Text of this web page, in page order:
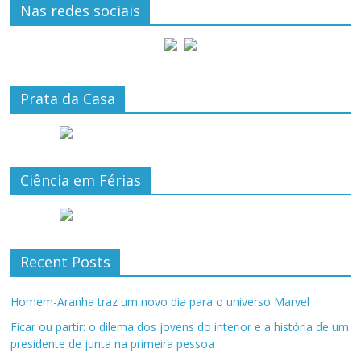
Nas redes sociais
Prata da Casa
Ciência em Férias
Recent Posts
Homem-Aranha traz um novo dia para o universo Marvel
Ficar ou partir: o dilema dos jovens do interior e a história de um
presidente de junta na primeira pessoa